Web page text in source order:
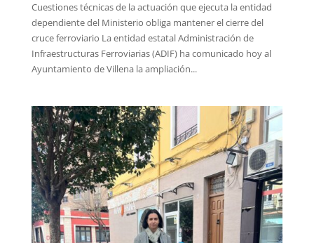
Cuestiones técnicas de la actuación que ejecuta la entidad
dependiente del Ministerio obliga mantener el cierre del
cruce ferroviario La entidad estatal Administración de
Infraestructuras Ferroviarias (ADIF) ha comunicado hoy al
Ayuntamiento de Villena la ampliación...